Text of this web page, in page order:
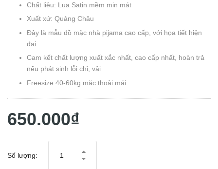
Chất liệu: Lụa Satin mềm mịn mát
Xuất xứ: Quảng Châu
Đây là mẫu đồ mặc nhà pijama cao cấp, với họa tiết hiện
đại
Cam kết chất lượng xuất xắc nhất, cao cấp nhất, hoàn trả
nếu phát sinh lỗi chỉ, vải
Freesize 40-60kg mặc thoải mái
650.000₫
Số lượng: